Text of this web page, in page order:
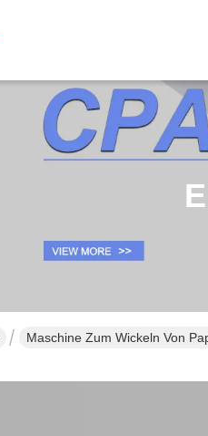
Maschine Zum Wickeln Von